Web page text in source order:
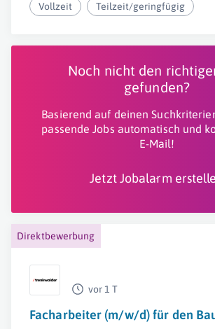
Vollzeit Teilzeit/geringfügig
Noch nicht den
gefunden?
Basierend auf deinen
passende Jobs automatisch und
E-Mail!
Jetzt Jobalarm
Direktbewerbung
vor 1 T
Facharbeiter (m/w/d) für den